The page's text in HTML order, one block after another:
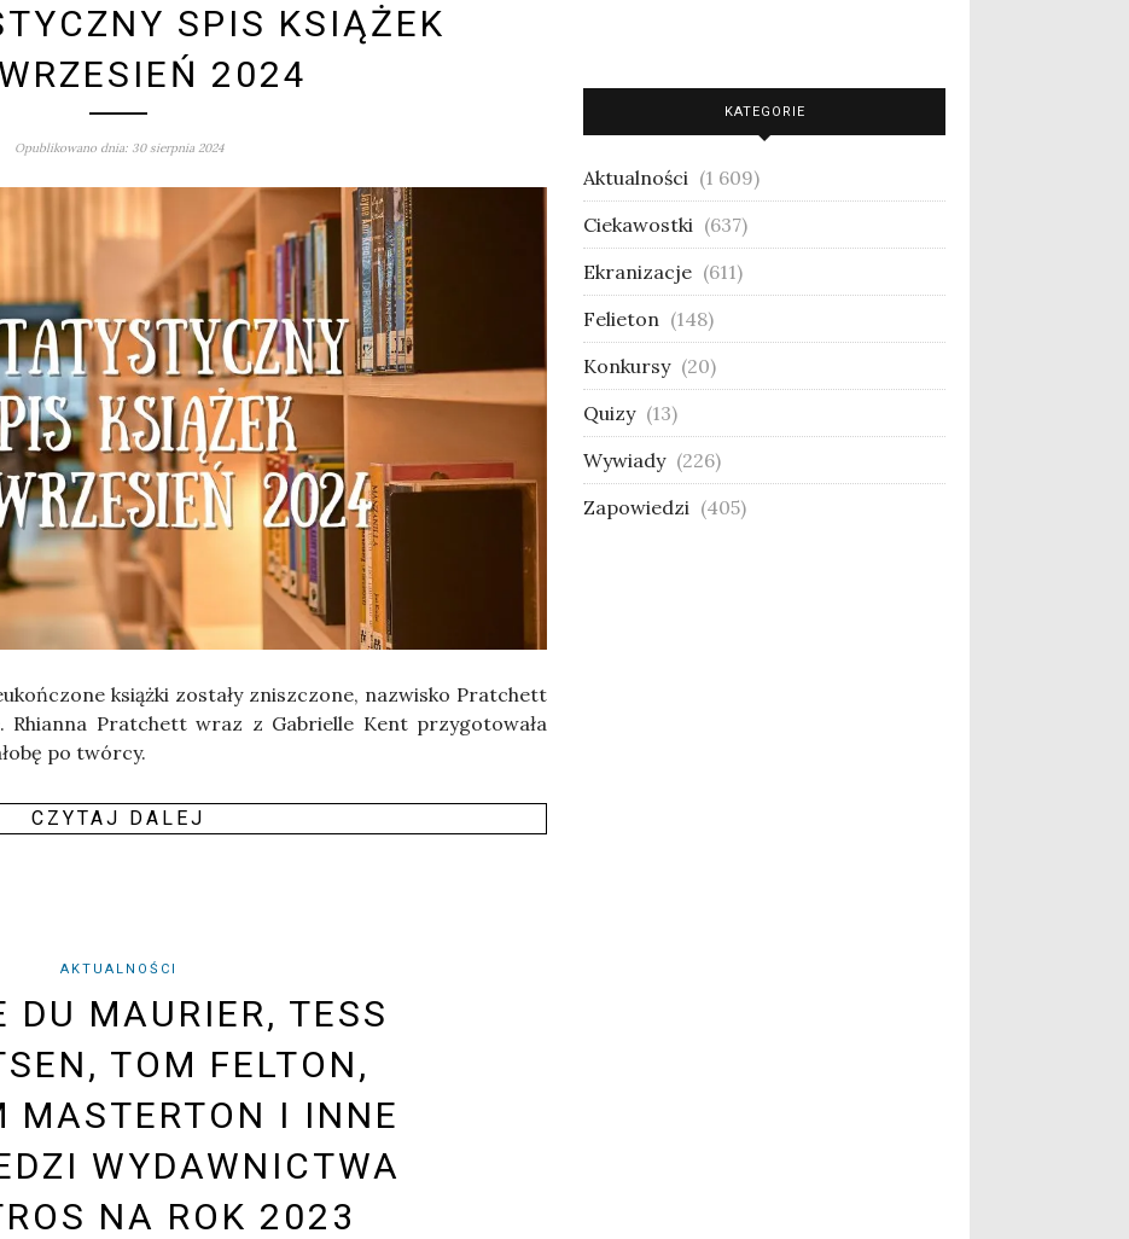
SPIS KSIĄŻEK
2024
Opublikowano dnia: 30 sierpnia 2024
książ­ki zosta­ły znisz­czo­ne, nazwi­sko Prat­chett
Rhian­na Prat­chett wraz z Gabriel­le Kent przy­go­to­wa­ła
po twórcy.
CZY­TAJ DALEJ
AKTUALNOŚCI
DU MAURIER, TESS
TOM FELTON,
MASTERTON I INNE
WYDAWNICTWA
NA ROK 2023
KATEGORIE
Aktualności (1 609)
Ciekawostki (637)
Ekranizacje (611)
Felieton (148)
Konkursy (20)
Quizy (13)
Wywiady (226)
Zapowiedzi (405)